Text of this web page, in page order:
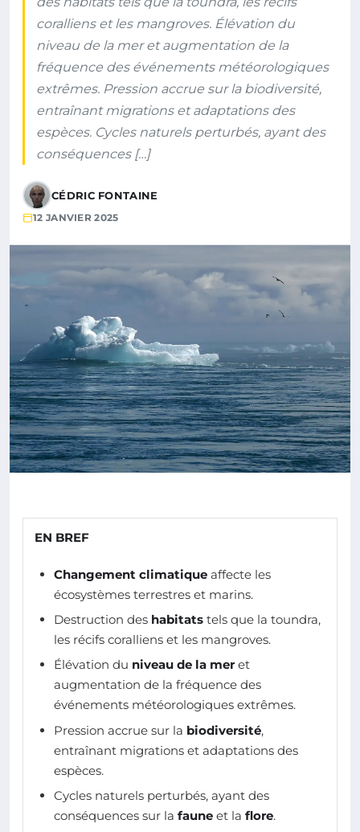
coralliens et les mangroves. Élévation du
niveau de la mer et augmentation de la
fréquence des événements météorologiques
extrêmes. Pression accrue sur la biodiversité,
entraînant migrations et adaptations des
espèces. Cycles naturels perturbés, ayant des
conséquences […]
CÉDRIC FONTAINE
12 JANVIER 2025
EN BREF
Changement climatique affecte les
écosystèmes terrestres et marins.
Destruction des habitats tels que la toundra,
les récifs coralliens et les mangroves.
Élévation du niveau de la mer et
augmentation de la fréquence des
événements météorologiques extrêmes.
Pression accrue sur la biodiversité,
entraînant migrations et adaptations des
espèces.
Cycles naturels perturbés, ayant des
conséquences sur la faune et la flore.